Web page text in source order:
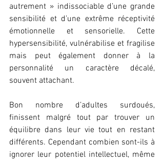
autrement » indissociable d’une grande
sensibilité et d’une extrême réceptivité
émotionnelle et sensorielle. Cette
hypersensibilité, vulnérabilise et fragilise
mais peut également donner à la
personnalité un caractère décalé,
souvent attachant.
Bon nombre d’adultes surdoués,
finissent malgré tout par trouver un
équilibre dans leur vie tout en restant
différents. Cependant combien sont-ils à
ignorer leur potentiel intellectuel, même